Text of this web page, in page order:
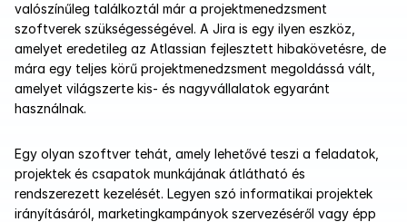
valószínűleg találkoztál már a projektmenedzsment
szoftverek szükségességével. A Jira is egy ilyen eszköz,
amelyet eredetileg az Atlassian fejlesztett hibakövetésre, de
mára egy teljes körű projektmenedzsment megoldássá vált,
amelyet világszerte kis- és nagyvállalatok egyaránt
használnak.
Egy olyan szoftver tehát, amely lehetővé teszi a feladatok,
projektek és csapatok munkájának átlátható és
rendszerezett kezelését. Legyen szó informatikai projektek
irányításáról, marketingkampányok szervezéséről vagy épp